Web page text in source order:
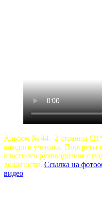
Альбом № 44. 2 страниц
каждого ученика. Портреты
классного руководителя с
должности. Ссылка на
видео